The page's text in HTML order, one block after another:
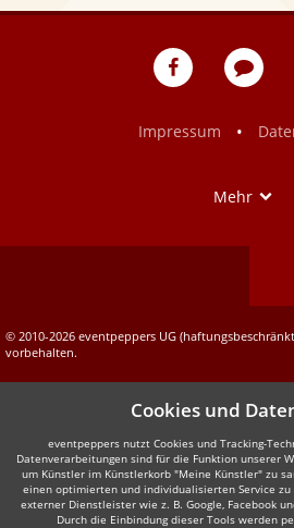
eventpeppers
Blog
Impressum
•
Mehr
© 2010-2026 eventpeppers UG
vorbehalten.
Cookies und
eventpeppers nutzt Cookies und Tracking-
Datenverarbeitungen sind für die Funktion unserer
um Künstler im Künstlerkorb "Meine Künstler" zu
einen optimierten und individualisierten Service
externer Dienstleister wie z. B. Google, Facebook
Durch die Einbindung dieser Tools werden